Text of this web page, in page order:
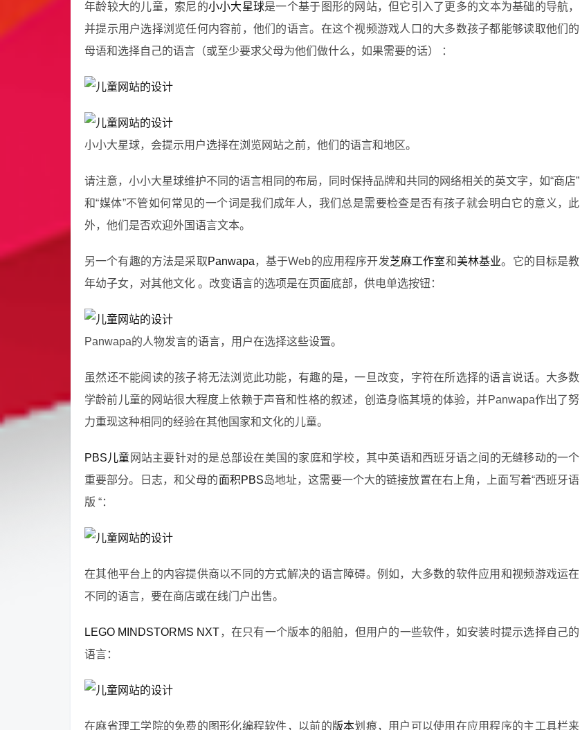
年龄较大的儿童，索尼的小小大星球是一个基于图形的网站，但它引入了更多的文本为基础的导航，
并提示用户选择浏览任何内容前，他们的语言。在这个视频游戏人口的大多数孩子都能够读取他们的
母语和选择自己的语言（或至少要求父母为他们做什么，如果需要的话） ：
小小大星球，会提示用户选择在浏览网站之前，他们的语言和地区。
请注意，小小大星球维护不同的语言相同的布局，同时保持品牌和共同的网络相关的英文字，如“商店”
和“媒体”不管如何常见的一个词是我们成年人，我们总是需要检查是否有孩子就会明白它的意义，此
外，他们是否欢迎外国语言文本。
另一个有趣的方法是采取Panwapa，基于Web的应用程序开发芝麻工作室和美林基业。它的目标是教
年幼子女，对其他文化 。改变语言的选项是在页面底部，供电单选按钮：
Panwapa的人物发言的语言，用户在选择这些设置。
虽然还不能阅读的孩子将无法浏览此功能，有趣的是，一旦改变，字符在所选择的语言说话。大多数
学龄前儿童的网站很大程度上依赖于声音和性格的叙述，创造身临其境的体验，并Panwapa作出了努
力重现这种相同的经验在其他国家和文化的儿童。
PBS儿童 网站主要针对的是总部设在美国的家庭和学校，其中英语和西班牙语之间的无缝移动的一个
重要部分。日志，和父母的面积PBS岛地址，这需要一个大的链接放置在右上角，上面写着“西班牙语
版 “：
在其他平台上的内容提供商以不同的方式解决的语言障碍。例如，大多数的软件应用和视频游戏运在
不同的语言，要在商店或在线门户出售。
LEGO MINDSTORMS NXT，在只有一个版本的船舶，但用户的一些软件，如安装时提示选择自己的
语言：
在麻省理工学院的免费的图形化编程软件，以前的版本划痕，用户可以使用在应用程序的主工具栏来